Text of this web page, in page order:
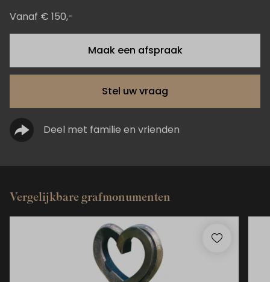
Vanaf € 150,-
Maak een afspraak
Stel uw vraag
Deel met familie en vrienden
Vergelijkbare grafmonumenten